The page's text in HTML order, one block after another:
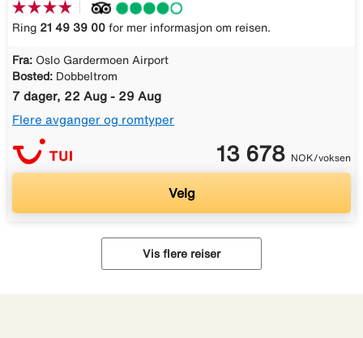
Ring 21 49 39 00 for mer informasjon om reisen.
Fra: Oslo Gardermoen Airport
Bosted: Dobbeltrom
7 dager, 22 Aug - 29 Aug
Flere avganger og romtyper
13 678 NOK/voksen
Velg
Vis flere reiser